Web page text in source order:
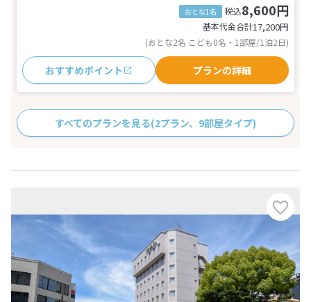
おとな1名 税込8,600円
基本代金合計17,200円
(おとな2名 こども0名・1部屋/1泊2日)
おすすめポイント プランの詳細
すべてのプランを見る(2プラン、9部屋タイプ)